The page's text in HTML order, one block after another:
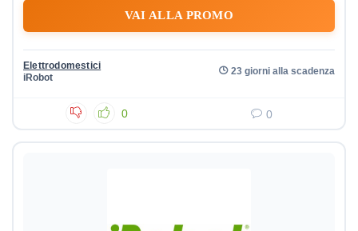
VAI ALLA PROMO
Elettrodomestici
iRobot
23 giorni alla scadenza
0 0